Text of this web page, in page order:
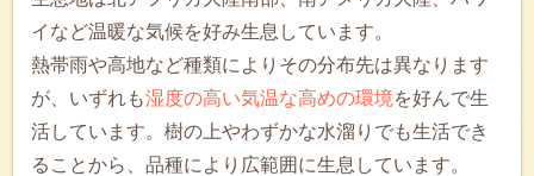
イなど温暖な気候を好み生息しています。
熱帯雨や高地など種類によりその分布先は異なります
が、いずれも湿度の高い気温な高めの環境を好んで生
活しています。樹の上やわずかな水溜りでも生活でき
ることから、品種により広範囲に生息しています。